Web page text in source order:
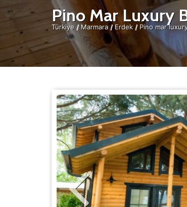
Pino Mar Luxury
Türkiye/Marmara/Erdek / Pino mar